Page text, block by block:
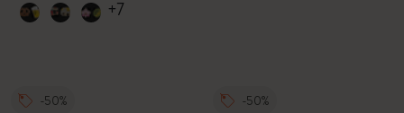
+7
-50% -50%